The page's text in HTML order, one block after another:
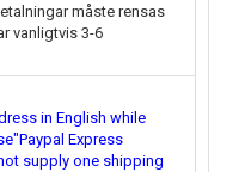
måste rensas
vanligtvis 3-6
in English while
Express
supply one shipping